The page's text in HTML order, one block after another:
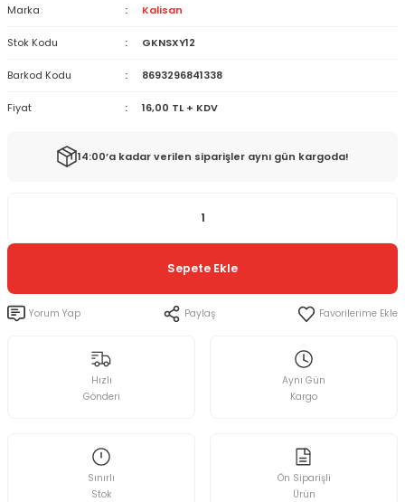
Marka Kalisan
Stok Kodu GKNSXY12
Barkod Kodu 8693296841338
Fiyat 16,00 TL + KDV
14:00’a kadar verilen siparişler aynı gün kargoda!
Sepete Ekle
Yorum Yap Paylaş
Hızlı
Gönderi
Aynı Gün
Kargo
Sınırlı
Stok
Ön Siparişli
Ürün